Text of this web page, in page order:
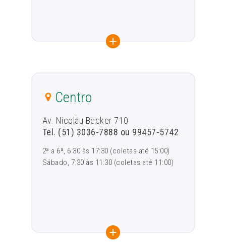
Centro
Av. Nicolau Becker 710
Tel. (51) 3036-7888 ou 99457-5742
2ª a 6ª, 6:30 às 17:30 (coletas até 15:00)
Sábado, 7:30 às 11:30 (coletas até 11:00)